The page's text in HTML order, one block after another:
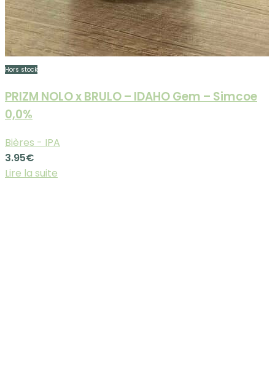
Hors stock
PRIZM NOLO x BRULO – IDAHO Gem – Simcoe
0,0%
Bières - IPA
3.95€
Lire la suite